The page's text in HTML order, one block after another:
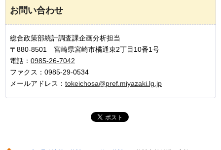
お問い合わせ
総合政策部統計調査課企画分析担当
〒880-8501 宮崎県宮崎市橘通東2丁目10番1号
電話： 0985-26-7042
ファクス：0985-29-0534
メールアドレス： tokeichosa@pref.miyazaki.lg.jp